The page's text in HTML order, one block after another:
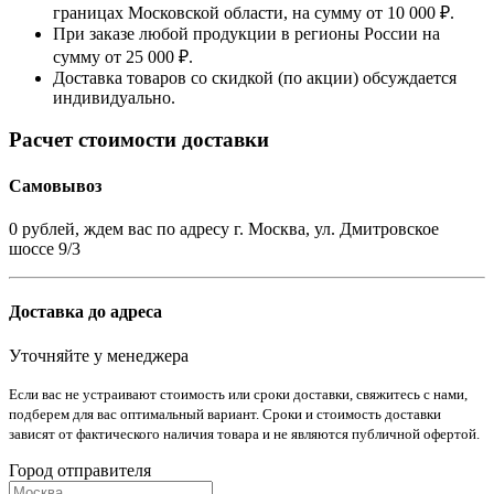
границах Московской области, на сумму от 10 000 ₽.
При заказе любой продукции в регионы России на
сумму от 25 000 ₽.
Доставка товаров со скидкой (по акции) обсуждается
индивидуально.
Расчет стоимости доставки
Самовывоз
0 рублей, ждем вас по адресу г. Москва, ул. Дмитровское
шоссе 9/3
Доставка до адреса
Уточняйте у менеджера
Если вас не устраивают стоимость или сроки доставки, свяжитесь с нами,
подберем для вас оптимальный вариант. Сроки и стоимость доставки
зависят от фактического наличия товара и не являются публичной офертой.
Город отправителя